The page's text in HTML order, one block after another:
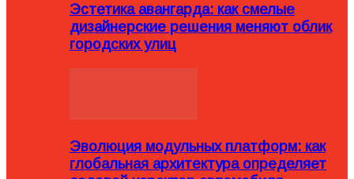
Эстетика авангарда: как смелые
дизайнерские решения меняют облик
городских улиц
Эволюция модульных платформ: как
глобальная архитектура определяет